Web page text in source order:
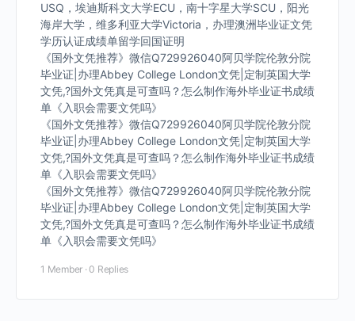
USQ，埃迪斯科文大学ECU，南十字星大学SCU，阳光
海岸大学，维多利亚大学Victoria，办理澳洲毕业证文凭
学历认证成绩单留学回国证明
《国外文凭推荐》微信Q729926040阿贝学院伦敦分院
毕业证|办理Abbey College London文凭|定制英国大学
文凭,?国外文凭真是可查吗？怎么制作海外毕业证书成绩
单《入职会需要文凭吗》
《国外文凭推荐》微信Q729926040阿贝学院伦敦分院
毕业证|办理Abbey College London文凭|定制英国大学
文凭,?国外文凭真是可查吗？怎么制作海外毕业证书成绩
单《入职会需要文凭吗》
《国外文凭推荐》微信Q729926040阿贝学院伦敦分院
毕业证|办理Abbey College London文凭|定制英国大学
文凭,?国外文凭真是可查吗？怎么制作海外毕业证书成绩
单《入职会需要文凭吗》
1 Member · 0 Replies